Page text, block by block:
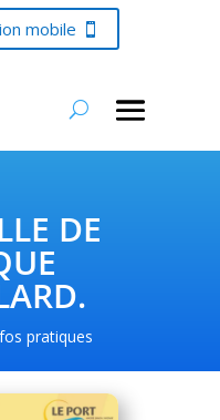
mobile
DE
pratiques